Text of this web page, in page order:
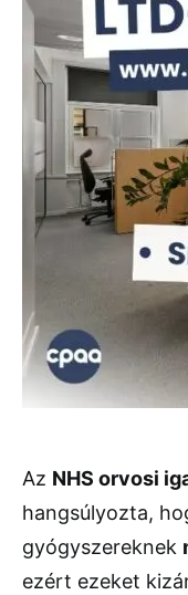
Az NHS orvosi
hangsúlyozta,
gyógyszereknek
ezért ezeket